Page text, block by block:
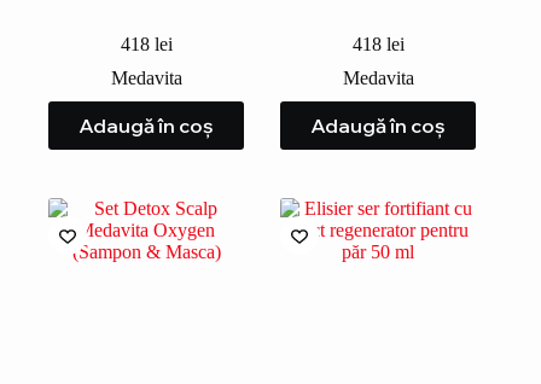
418 lei
Medavita
Adaugă în coș
418 lei
Medavita
Adaugă în coș